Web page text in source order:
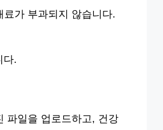
가 부과되지 않습니다.
다.
파일을 업로드하고, 건강